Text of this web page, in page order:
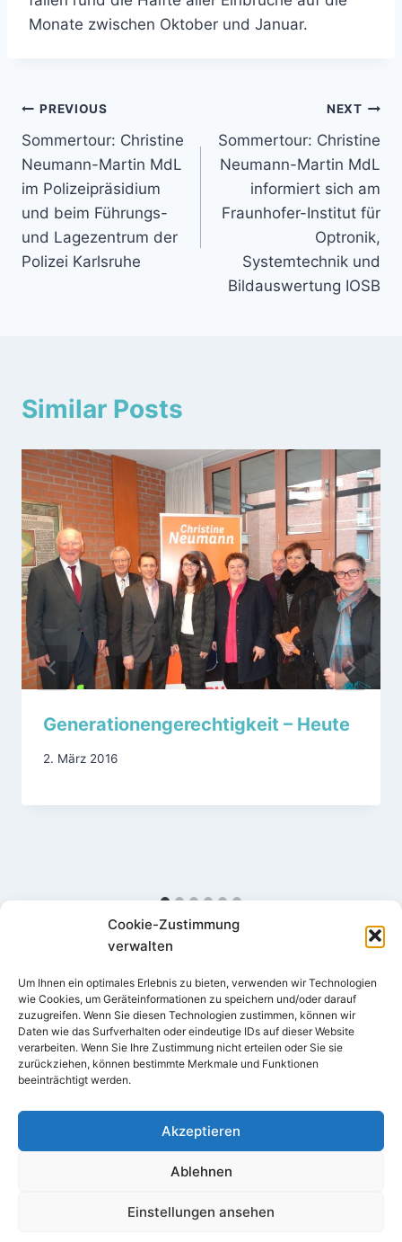
Cookie-Zustimmung
verwalten
Um Ihnen ein optimales Erlebnis zu bieten, verwenden wir Technologien
wie Cookies, um Geräteinformationen zu speichern und/oder darauf
zuzugreifen. Wenn Sie diesen Technologien zustimmen, können wir
Daten wie das Surfverhalten oder eindeutige IDs auf dieser Website
verarbeiten. Wenn Sie Ihre Zustimmung nicht erteilen oder Sie sie
zurückziehen, können bestimmte Merkmale und Funktionen
beeinträchtigt werden.
Akzeptieren
Ablehnen
Einstellungen ansehen
Monate zwischen Oktober und Januar.
Beitragsnavigation
PREVIOUS
Sommertour: Christine
Neumann-Martin MdL
im Polizeipräsidium
und beim Führungs-
und Lagezentrum der
Polizei Karlsruhe
NEXT
Sommertour: Christine
Neumann-Martin MdL
informiert sich am
Fraunhofer-Institut für
Optronik,
Systemtechnik und
Bildauswertung IOSB
Similar Posts
Generationengerechtigkeit – Heute
2. März 2016
Impressum
Datenschutz
© 2026 Christine Neumann-Martin